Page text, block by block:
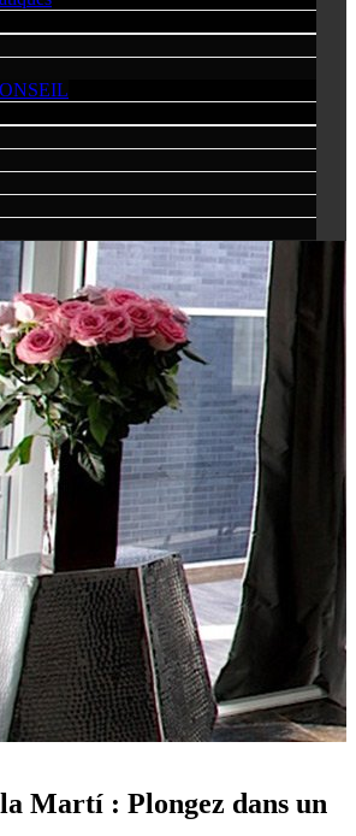
Martí : Plongez dans un